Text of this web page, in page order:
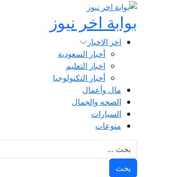
بوابة اخر نيوز
اخر الاخبار
أخبار السعودية
اخبار التعليم
أخبار التكنولوجيا
مال وأعمال
الصحه والجمال
السيارات
منوعات